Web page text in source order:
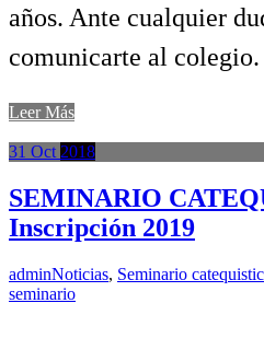
años. Ante cualquier
comunicarte al colegio.
Leer Más
31 Oct 2018
SEMINARIO
Inscripción 2019
adminNoticias, Seminario
seminario